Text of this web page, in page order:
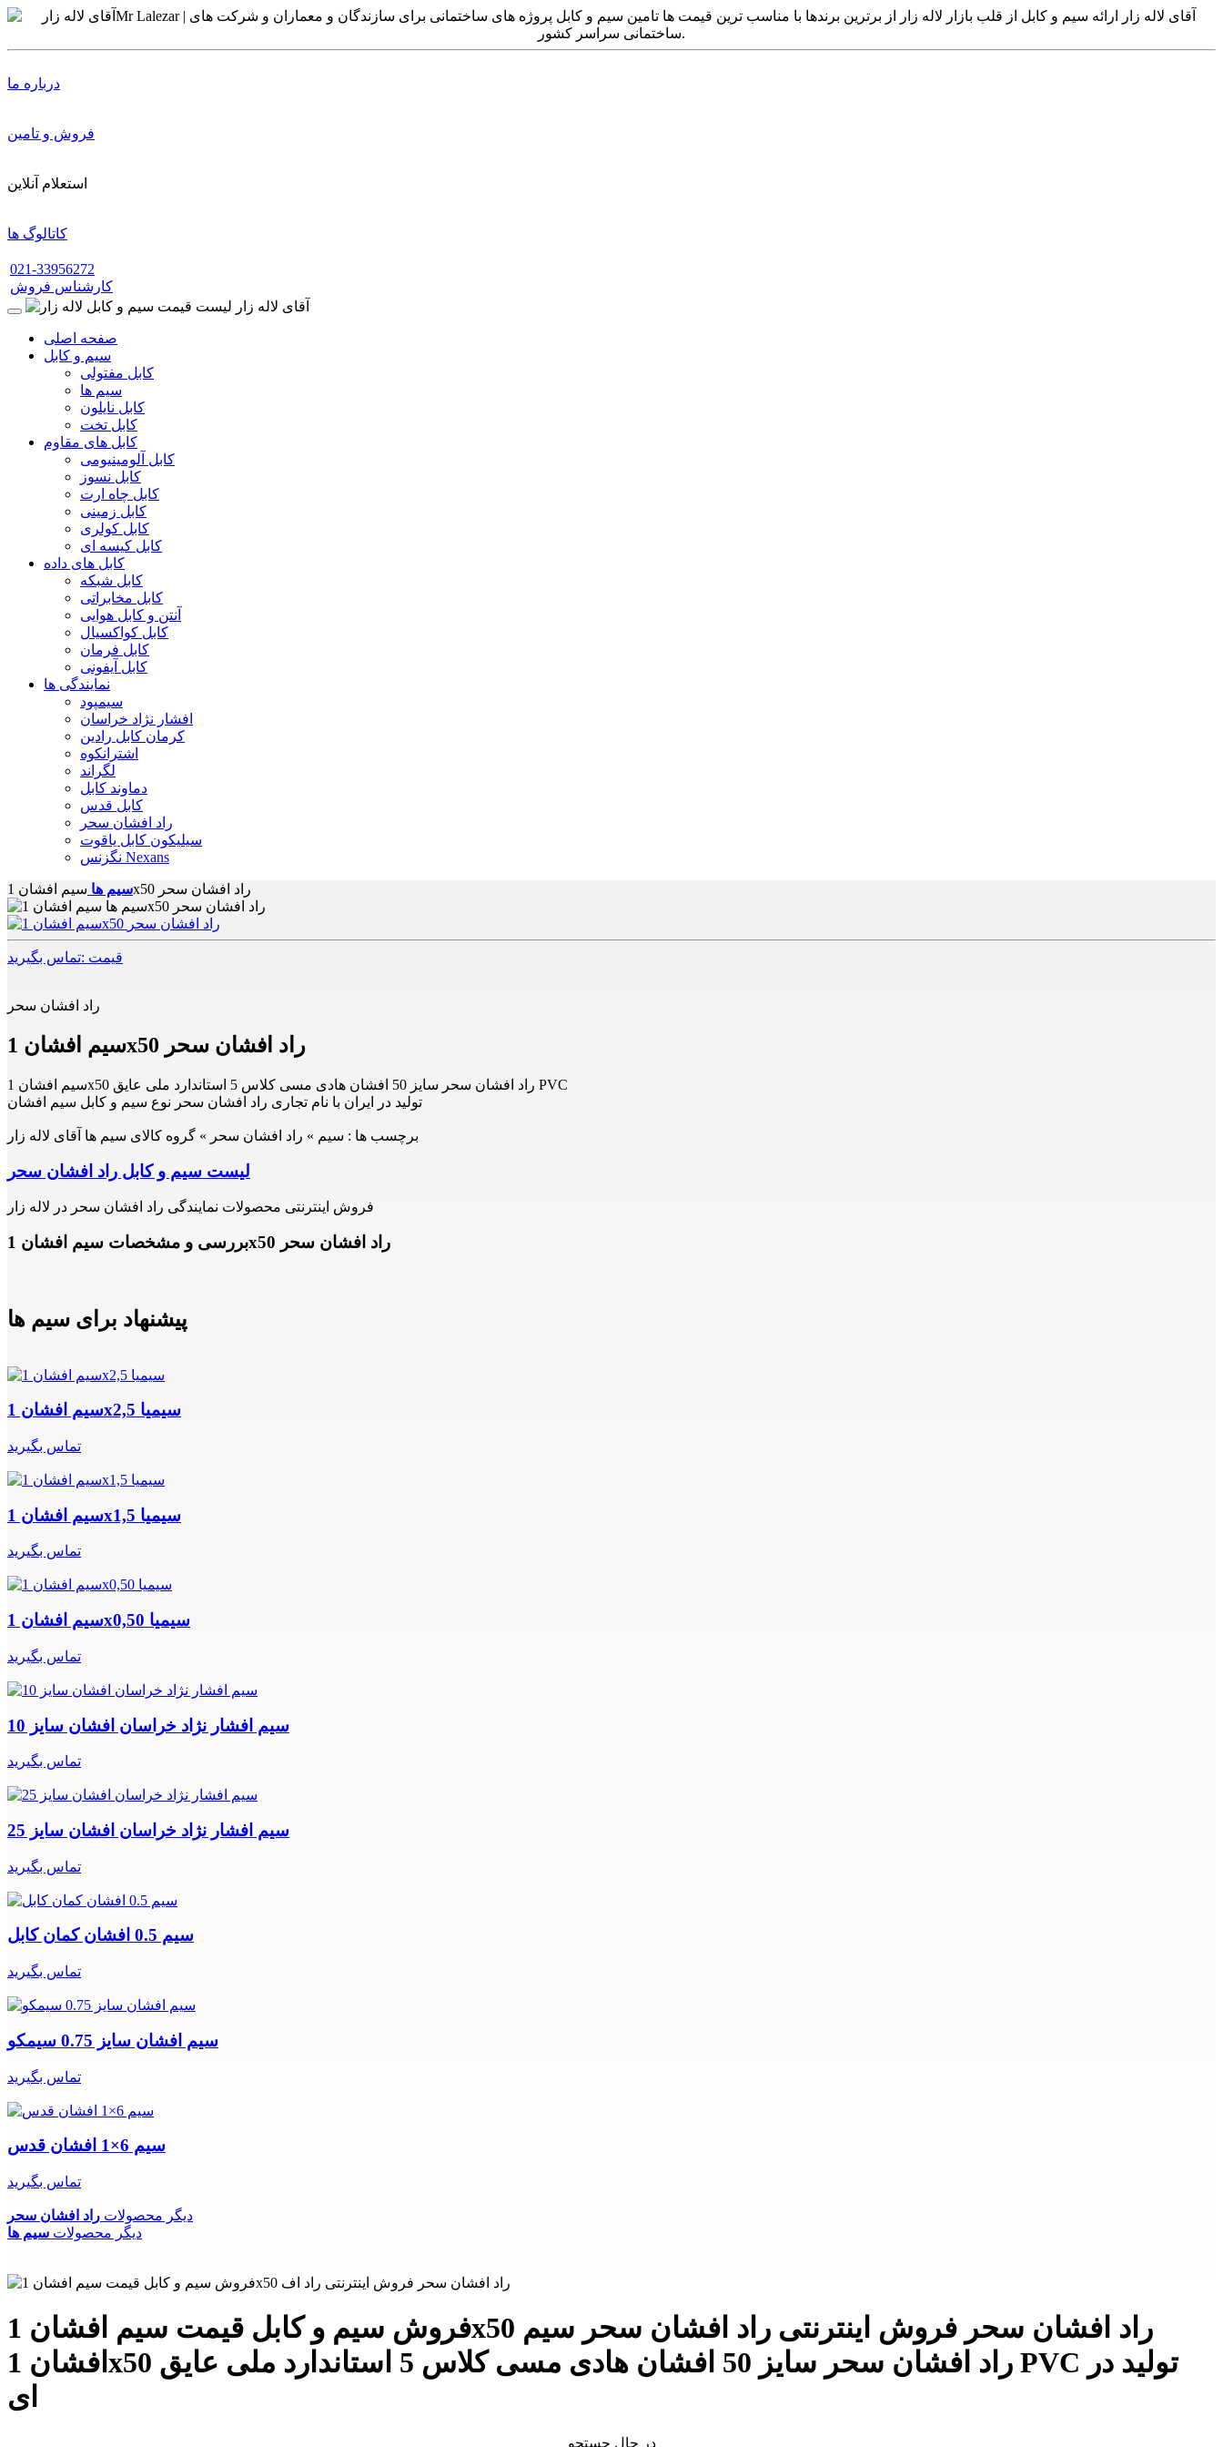
درباره ما
فروش و تامین
استعلام آنلاین
کاتالوگ ها
021-33956272
کارشناس فروش
صفحه اصلی
سیم و کابل
کابل مفتولی
سیم ها
کابل نایلون
کابل تخت
کابل های مقاوم
کابل آلومینیومی
کابل نسوز
کابل چاه ارت
کابل زمینی
کابل کولری
کابل کیسه ای
کابل های داده
کابل شبکه
کابل مخابراتی
آنتن و کابل هوایی
کابل کواکسیال
کابل فرمان
کابل آیفونی
نمایندگی ها
سیمپود
افشار نژاد خراسان
کرمان کابل رادین
اشترانکوه
لگراند
دماوند کابل
کابل قدس
راد افشان سحر
سیلیکون کابل یاقوت
نگزنس Nexans
سیم ها سیم افشان 1x50 راد افشان سحر
قیمت :تماس بگیرید
راد افشان سحر
سیم افشان 1x50 راد افشان سحر
سیم افشان 1x50 راد افشان سحر سایز 50 افشان هادی مسی کلاس 5 استاندارد ملی عایق PVC
تولید در ایران با نام تجاری راد افشان سحر نوع سیم و کابل سیم افشان
برچسب ها : سیم » راد افشان سحر » گروه کالای سیم ها آقای لاله زار
لیست سیم و کابل راد افشان سحر
فروش اینترنتی محصولات نمایندگی راد افشان سحر در لاله زار
بررسی و مشخصات سیم افشان 1x50 راد افشان سحر
پیشنهاد برای سیم ها
سیم افشان 1x2,5 سیمیا
تماس بگیرید
سیم افشان 1x1,5 سیمیا
تماس بگیرید
سیم افشان 1x0,50 سیمیا
تماس بگیرید
سیم افشار نژاد خراسان افشان سایز 10
تماس بگیرید
سیم افشار نژاد خراسان افشان سایز 25
تماس بگیرید
سیم 0.5 افشان کمان کابل
تماس بگیرید
سیم افشان سایز 0.75 سیمکو
تماس بگیرید
سیم 6×1 افشان قدس
تماس بگیرید
دیگر محصولات راد افشان سحر
دیگر محصولات سیم ها
فروش سیم و کابل قیمت سیم افشان 1x50 راد افشان سحر فروش اینترنتی راد افشان سحر سیم
افشان 1x50 راد افشان سحر سایز 50 افشان هادی مسی کلاس 5 استاندارد ملی عایق PVC تولید در
ای
در حال جستجو